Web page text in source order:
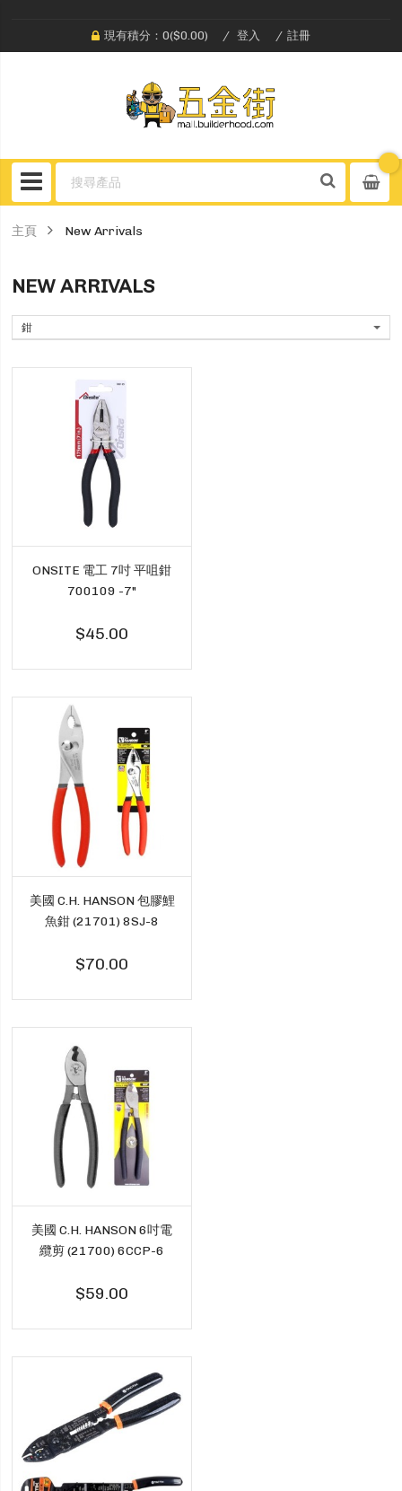
現有積分：0($0.00) 登入 註冊
主頁 New Arrivals
NEW ARRIVALS
鉗
ONSITE 電工 7吋 平咀鉗
700109 -7"
$45.00
美國 C.H. HANSON 包膠鯉
魚鉗 (21701) 8SJ-8
$70.00
美國 C.H. HANSON 6吋電
纜剪 (21700) 6CCP-6
$59.00